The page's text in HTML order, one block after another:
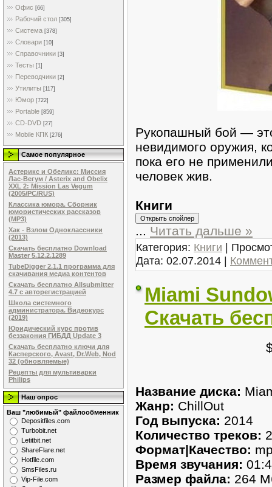
Офис [66]
Рабочий стол [305]
Система [378]
Словари [10]
Справочники [3]
Тесты [1]
Переводчики [2]
Утилиты [117]
Юмор [722]
Portable [859]
CD-DVD [27]
Mobile КПК [276]
Самое популярное
Астерикс и Обеликс: Миссия
Лас-Вегум / Asterix and Obelix
XXL 2: Mission Las Vegum
(2005/PC/RUS)
Классика юмора. Сборник
юмористических рассказов
(MP3)
Хак - Взлом Одноклассники
(2013)
Скачать бесплатно Download
Master 5.12.2.1289
TubeDigger 2.1.1 программа для
скачивания медиа контентов
Скачать бесплатно Allsubmitter
4.7 с авторегистрацией
Школа системного
администратора. Видеокурс
(2019)
Юридический курс против
беззакония ГИБДД Update 3
Скачать бесплатно ключи для
Касперского, Avast, Dr.Web, Nod
32 (обновляемые)
Рецепты для мультиварки
Philips
Наш опрос
Ваш "любимый" файлообменник
Dеpоsitfilеs.com
Turbobit.net
Letitbit.net
ShareFlare.net
Hotfile.com
SmsFiles.ru
Vip-File.com
Рукопашный бой —
невидимого оружия,
пока его не
человек жив.
Книги
... Читать дальше »
Категория: Книги |
Дата: 02.07.2014 |
Miami
Скачать
Название диска:
Жанр: ChillOut
Год выпуска: 2014
Количество треков:
Формат|Качество:
Время звучания:
Размер файла: 264